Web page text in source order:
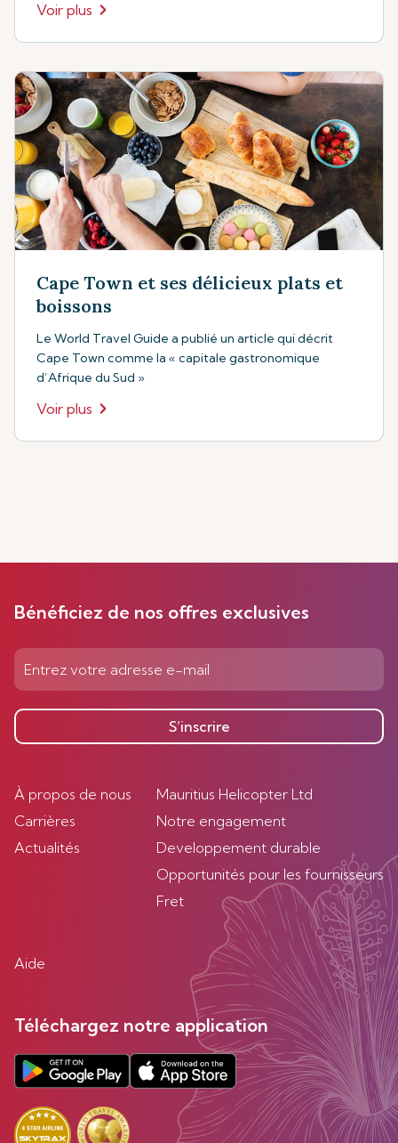
Voir plus
Cape Town et ses délicieux plats et
boissons
Le World Travel Guide a publié un article qui décrit
Cape Town comme la « capitale gastronomique
d’Afrique du Sud »
Voir plus
Bénéficiez de nos offres exclusives
S’inscrire
À propos de nous
Carrières
Actualités
Mauritius Helicopter Ltd
Notre engagement
Developpement durable
Opportunités pour les fournisseurs
Fret
Aide
Téléchargez notre application